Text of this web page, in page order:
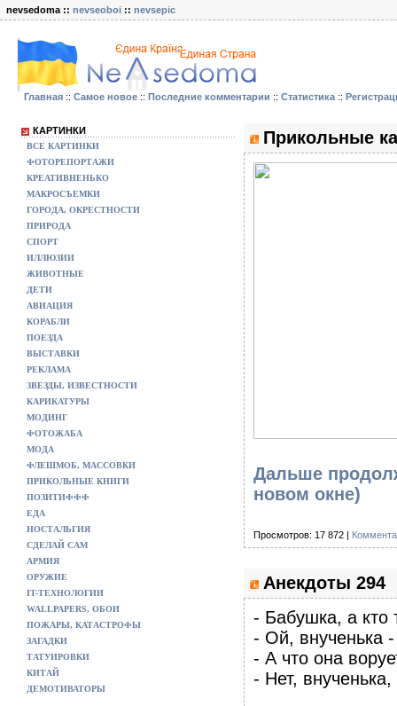
nevsedoma :: nevseoboi :: nevsepic
Главная :: Самое новое :: Последние комментарии :: Статистика ::
КАРТИНКИ
ВСЕ КАРТИНКИ
ФОТОРЕПОРТАЖИ
КРЕАТИВНЕНЬКО
МАКРОСЪЕМКИ
ГОРОДА, ОКРЕСТНОСТИ
ПРИРОДА
СПОРТ
ИЛЛЮЗИИ
ЖИВОТНЫЕ
ДЕТИ
АВИАЦИЯ
КОРАБЛИ
ПОЕЗДА
ВЫСТАВКИ
РЕКЛАМА
ЗВЕЗДЫ, ИЗВЕСТНОСТИ
КАРИКАТУРЫ
МОДИНГ
ФОТОЖАБА
МОДА
ФЛЕШМОБ, МАССОВКИ
ПРИКОЛЬНЫЕ КНИГИ
ПОЗИТИФФФ
ЕДА
НОСТАЛЬГИЯ
СДЕЛАЙ САМ
АРМИЯ
ОРУЖИЕ
IT-ТЕХНОЛОГИИ
WALLPAPERS, ОБОИ
ПОЖАРЫ, КАТАСТРОФЫ
ЗАГАДКИ
ТАТУИРОВКИ
КИТАЙ
ДЕМОТИВАТОРЫ
Прикольные
Дальше
новом окне)
Просмотров: 17 872 |
Анекдоты 294
- Бабушка, а кто
- Ой, внученька
- А что она
- Нет,